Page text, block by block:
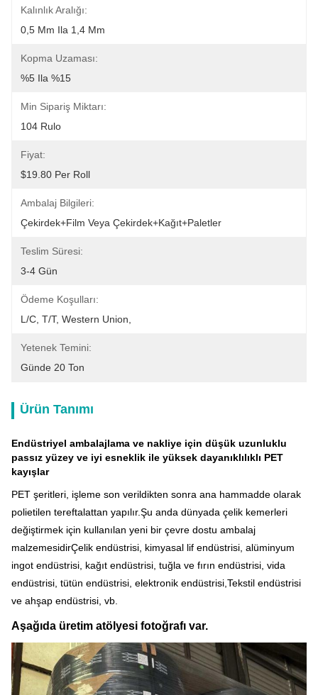
Kalınlık Aralığı:
0,5 Mm Ila 1,4 Mm
Kopma Uzaması:
%5 Ila %15
Min Sipariş Miktarı:
104 Rulo
Fiyat:
$19.80 Per Roll
Ambalaj Bilgileri:
Çekirdek+film Veya Çekirdek+kağıt+paletler
Teslim Süresi:
3-4 Gün
Ödeme Koşulları:
L/C, T/T, Western Union,
Yetenek Temini:
Günde 20 Ton
Ürün Tanımı
Endüstriyel ambalajlama ve nakliye için düşük uzunluklu
passız yüzey ve iyi esneklik ile yüksek dayanıklılıklı PET
kayışlar
PET şeritleri, işleme son verildikten sonra ana hammadde olarak
polietilen tereftalattan yapılır.Şu anda dünyada çelik kemerleri
değiştirmek için kullanılan yeni bir çevre dostu ambalaj
malzemesidirÇelik endüstrisi, kimyasal lif endüstrisi, alüminyum
ingot endüstrisi, kağıt endüstrisi, tuğla ve fırın endüstrisi, vida
endüstrisi, tütün endüstrisi, elektronik endüstrisi,Tekstil endüstrisi
ve ahşap endüstrisi, vb.
Aşağıda üretim atölyesi fotoğrafı var.